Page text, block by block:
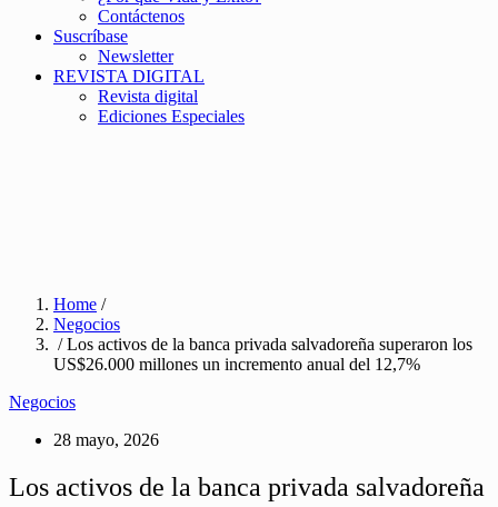
Contáctenos
Suscríbase
Newsletter
REVISTA DIGITAL
Revista digital
Ediciones Especiales
Home /
Negocios
/ Los activos de la banca privada salvadoreña superaron los
US$26.000 millones un incremento anual del 12,7%
Negocios
28 mayo, 2026
Los activos de la banca privada salvadoreña